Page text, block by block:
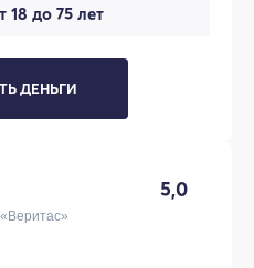
18 до 75 лет
ДЕНЬГИ
5,0